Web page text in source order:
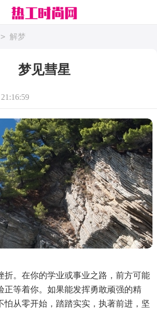
> 解梦
梦见彗星
折。在你的学业或事业之路，前方可能
正等着你。如果能发挥勇敢顽强的精
怕从零开始，踏踏实实，执著前进，坚